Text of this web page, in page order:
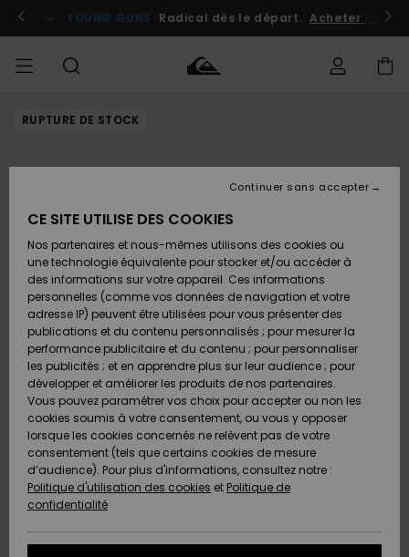
l'information
le
Se connecter / s'inscrire
YOUNG GUNS Radical dès le départ. Acheter
HOMME Vêtements
Chaussures
& Tongs
Surf
Snow
Nouveautés
A
Découvrir
Vêtements
Chaussures
& Tongs
Surf
Snow
Nouveautés
A
Découvrir
FEMME
Shop
A
Découvrir
Snow
SURF
Surf
Surf
Shop
Enfant
Highlights
Communauté
SNOW
Snow
Snow
Shop
Enfant
Snow
Shop
Femme
A
Découvrir
Communauté
OUTLET
Outlet
Enfant
Outlet
Femme
AIDE &
CONTACT
Accéder à
Retours
Paiement
Carte
Cadeau
Quiksilver
Freedom
Protection
des
MAGASINS
QUIKSILVER
RUPTURE DE STOCK
CE SITE UTILISE DES COOKIES
Nos partenaires et nous-mêmes utilisons des cookies ou
une technologie équivalente pour stocker et/ou accéder à
des informations sur votre appareil. Ces informations
personnelles (comme vos données de navigation et votre
adresse IP) peuvent être utilisées pour vous présenter des
publications et du contenu personnalisés ; pour mesurer la
performance publicitaire et du contenu ; pour personnaliser
les publicités ; et en apprendre plus sur leur audience ; pour
développer et améliorer les produits de nos partenaires.
Vous pouvez paramétrer vos choix pour accepter ou non les
cookies soumis à votre consentement, ou vous y opposer
lorsque les cookies concernés ne relèvent pas de votre
consentement (tels que certains cookies de mesure
d’audience). Pour plus d'informations, consultez notre :
Politique d'utilisation des cookies et Politique de
confidentialité
Continuer sans accepter